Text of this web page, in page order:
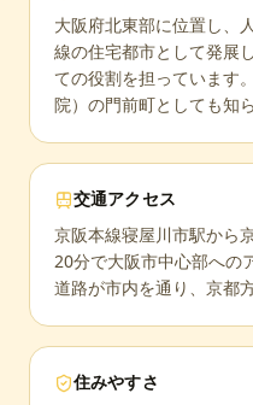
大阪府北東部に位置し、
線の住宅都市として発展
ての役割を担っています
院）の門前町としても知
交通アクセス
京阪本線寝屋川市駅から
20分で大阪市中心部への
道路が市内を通り、京都
住みやすさ